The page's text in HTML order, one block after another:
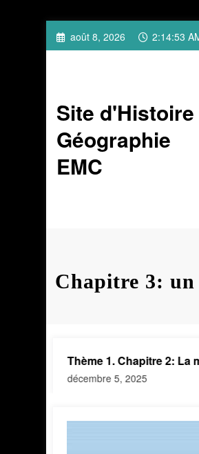
Aller
au
août 8, 2026 2:14:54
Site d'Histoire
Géographie
EMC
Chapitre 3: un
Thème 1. Chapitre 2: La
décembre 5, 2025